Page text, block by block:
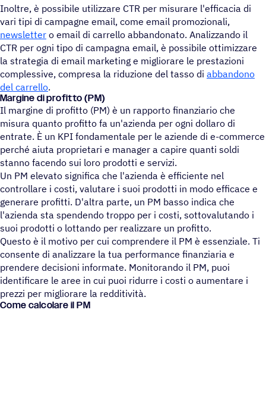
Inoltre, è possibile utilizzare CTR per misurare l'efficacia di
vari tipi di campagne email, come email promozionali,
newsletter o email di carrello abbandonato. Analizzando il
CTR per ogni tipo di campagna email, è possibile ottimizzare
la strategia di email marketing e migliorare le prestazioni
complessive, compresa la riduzione del tasso di abbandono
del carrello.
Margine di profitto (PM)
Il margine di profitto (PM) è un rapporto finanziario che
misura quanto profitto fa un'azienda per ogni dollaro di
entrate. È un KPI fondamentale per le aziende di e-commerce
perché aiuta proprietari e manager a capire quanti soldi
stanno facendo sui loro prodotti e servizi.
Un PM elevato significa che l'azienda è efficiente nel
controllare i costi, valutare i suoi prodotti in modo efficace e
generare profitti. D'altra parte, un PM basso indica che
l'azienda sta spendendo troppo per i costi, sottovalutando i
suoi prodotti o lottando per realizzare un profitto.
Questo è il motivo per cui comprendere il PM è essenziale. Ti
consente di analizzare la tua performance finanziaria e
prendere decisioni informate. Monitorando il PM, puoi
identificare le aree in cui puoi ridurre i costi o aumentare i
prezzi per migliorare la redditività.
Come calcolare il PM